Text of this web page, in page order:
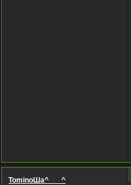
TominoШa^___^